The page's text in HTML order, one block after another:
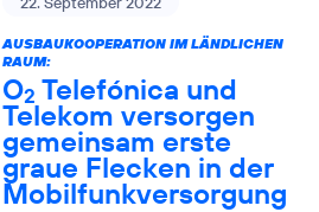
AUSBAUKOOPERATION IM LÄNDLICHEN
RAUM:
O2 Telefónica und
Telekom versorgen
gemeinsam erste
graue Flecken in der
Mobilfunkversorgung